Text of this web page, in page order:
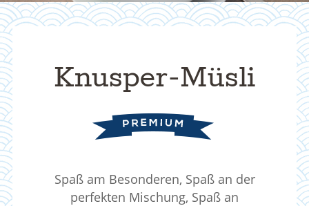
Knusper-Müsli
Spaß am Besonderen, Spaß an der
perfekten Mischung, Spaß an